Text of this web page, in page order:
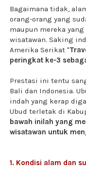
Bagaimana tidak,
orang-orang yang
maupun mereka
wisatawan. Saking
Amerika Serikat "
peringkat ke-3
Prestasi ini tentu
Bali dan Indonesia.
indah yang kerap
Ubud terletak di
bawah inilah yang
wisatawan untuk
1. Kondisi alam dan